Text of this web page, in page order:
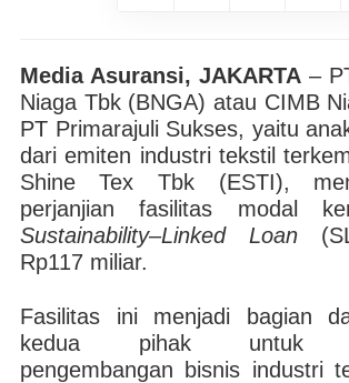
Media Asuransi, JAKARTA–
Niaga Tbk (BNGA) atau CIMB
PT Primarajuli Sukses, yaitu
dari emiten industri tekstil
Shine Tex Tbk (ESTI),
perjanjian fasilitas modal
Sustainability–Linked Loan
Rp117 miliar.
Fasilitas ini menjadi bagian
kedua pihak untuk
pengembangan bisnis industri